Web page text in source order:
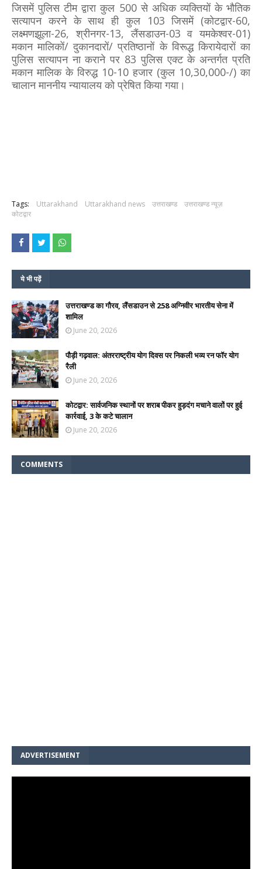
जिसमें पुलिस टीम द्वारा कुल 500 से अधिक व्यक्तियों के भौतिक
सत्यापन करने के साथ ही कुल 103 जिसमें (कोटद्वार-60,
लक्ष्मणझूला-26, श्रीनगर-13, लैंसडाउन-03 व यमकेश्वर-01)
मकान मालिकों/ दुकानदारों/ प्रतिष्ठानों के विरूद्ध किरायेदारों का
पुलिस सत्यापन ना कराने पर 83 पुलिस एक्ट के अन्तर्गत प्रति
मकान मालिक के विरुद्ध 10-10 हजार (कुल 10,30,000-/) का
चालान माननीय न्यायालय को प्रेषित किया गया।
Tags: Uttarakhand Uttarakhand news उत्तराखण्ड
उत्तराखण्ड न्यूज़
कोटद्वार
ये भी पढ़ें
उत्तराखण्ड का गौरव, लैंसडाउन से 258 अग्निवीर भारतीय सेना में
शामिल
June 20, 2026
पौड़ी गढ़वाल: अंतरराष्ट्रीय योग दिवस पर निकली भव्य रन फॉर योग
रैली
June 20, 2026
कोटद्वार: सार्वजनिक स्थानों पर शराब पीकर हुड़दंग मचाने वालों पर हुई
कार्रवाई, 3 के कटे चालान
June 20, 2026
COMMENTS
ADVERTISEMENT